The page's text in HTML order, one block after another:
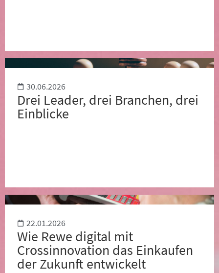
30.06.2026
Drei Leader, drei Branchen, drei
Einblicke
22.01.2026
Wie Rewe digital mit
Crossinnovation das Einkaufen
der Zukunft entwickelt